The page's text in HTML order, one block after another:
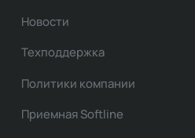
Новости
Техподдержка
Политики компании
Приемная Softline